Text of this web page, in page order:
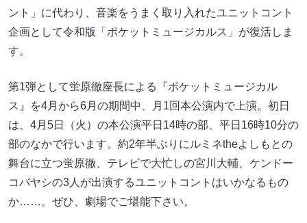
ント」に代わり、音楽をうまく取り入れたユニットコント
企画として令和版「ポケットミュージカルス」が復活しま
す。
第1弾として蛍原徹座長による『ポケットミュージカル
ス』を4月から6月の期間中、月1回本公演内で上演。初日
は、4月5日（火）の本公演平日14時の部、平日16時10分の
部のなかで行います。約2年半ぶりにルミネtheよしもとの
舞台に立つ蛍原徹、テレビで大忙しの宮川大輔、ケンドー
コバヤシの3人が出演するユニットコントはいかなるもの
か……。ぜひ、劇場でご堪能下さい。